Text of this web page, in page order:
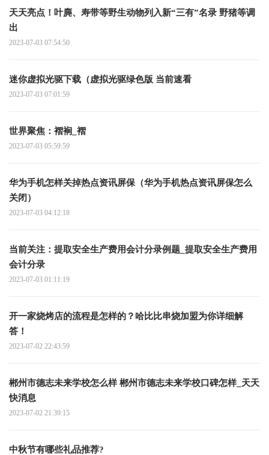
天天亮点！叶麂、寿带等野生动物列入新“三有”名录 野猪等调
出
2023-07-03 07:54:50
迷你虚拟光驱下载（虚拟光驱绿色版 当前速看
2023-07-03 07:01:59
世界聚焦：褶裥_褶
2023-07-03 05:59:59
华为手机怎样关掉热点资讯屏保（华为手机热点资讯屏保怎么
关闭）
2023-07-03 04:12:18
当前关注：提取安全生产费用会计分录例题_提取安全生产费用
会计分录
2023-07-03 01:11:19
开一家烧烤店的流程是怎样的？哈比比串烧加盟为你详细解
答！
2023-07-02 22:43:59
郴州市德志未来学校怎么样 郴州市德志未来学校口碑怎样_天天
快消息
2023-07-02 21:39:15
中秋节有哪些礼品推荐?